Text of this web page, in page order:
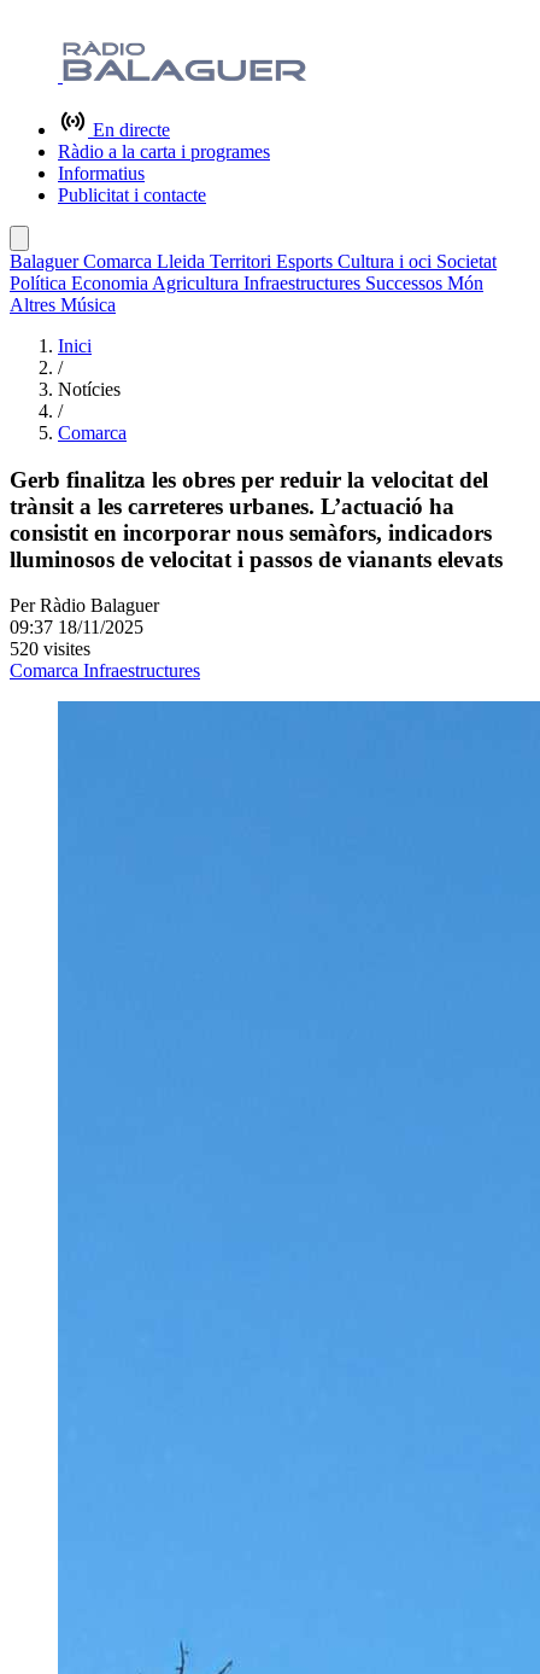
En directe
Ràdio a la carta i programes
Informatius
Publicitat i contacte
BalaguerComarca Lleida Territori Esports Cultura i oci Societat
Política Economia Agricultura Infraestructures Successos Món
Altres Música
Inici
/
Notícies
/
Comarca
Gerb finalitza les obres per reduir la velocitat del
trànsit a les carreteres urbanes. L’actuació ha
consistit en incorporar nous semàfors, indicadors
lluminosos de velocitat i passos de vianants elevats
Per Ràdio Balaguer
09:37 18/11/2025
520 visites
Comarca Infraestructures